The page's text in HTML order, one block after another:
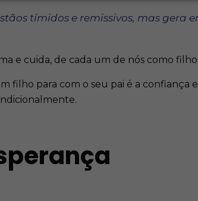
tímidos e remissivos, mas gera
e cuida, de cada um de nós como
filho para com o seu pai é a confiança